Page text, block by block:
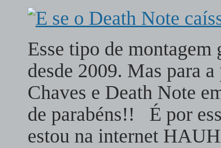
Esse tipo de montagem
desde 2009. Mas para
Chaves e Death Note
de parabéns!! É por
estou na internet